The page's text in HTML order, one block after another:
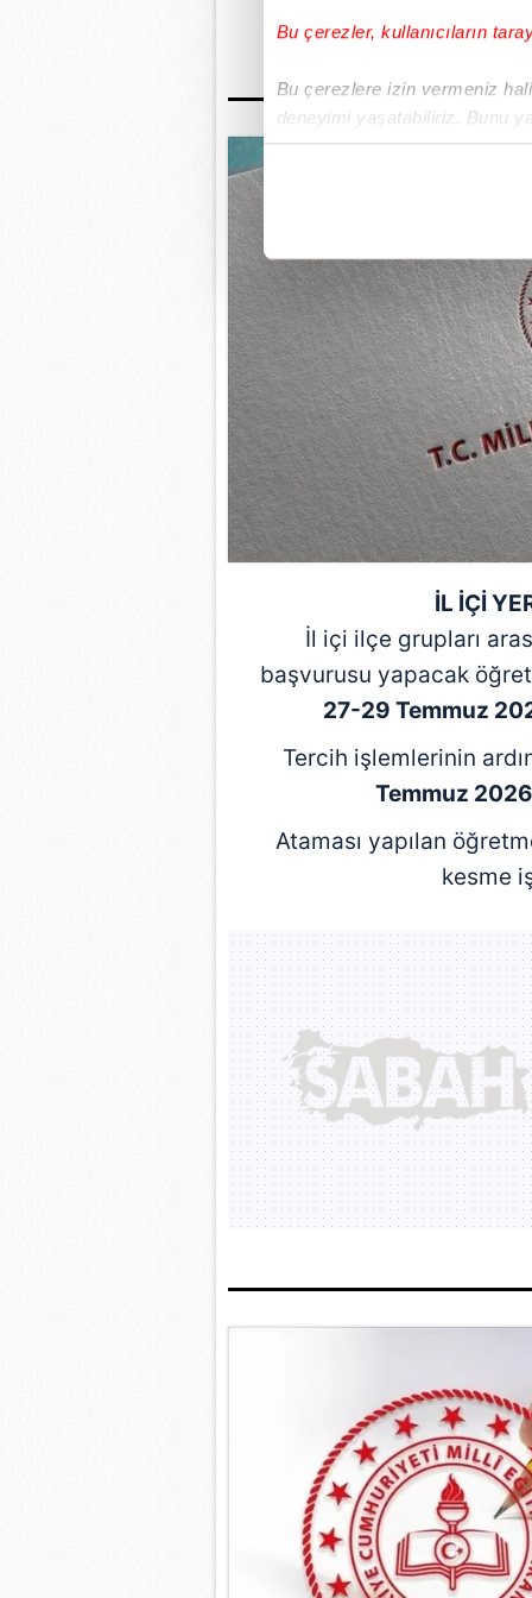
Bu çerezler, kullanıcıların
Bu çerezlere izin vermeniz
deneyimi yaşatabiliriz. Bunu
içerikleri sunabilmek adına
Her halükârda, kullanıcılar,
Sizlere daha iyi bir hizmet
çerezler vasıtasıyla çeşitli
amacıyla kullanılmaktadır.
reklam/pazarlama
Çerezlere ilişkin tercihlerinizi
butonuna tıklayabilir,Çerez
6698 sayılı Kişisel Verilerin
mevzuata uygun olarak
İL İÇİ
İl içi ilçe grupları
başvurusu yapacak
27-29 Temmuz
Tercih işlemlerinin
Temmuz 2026
Ataması yapılan
kesme